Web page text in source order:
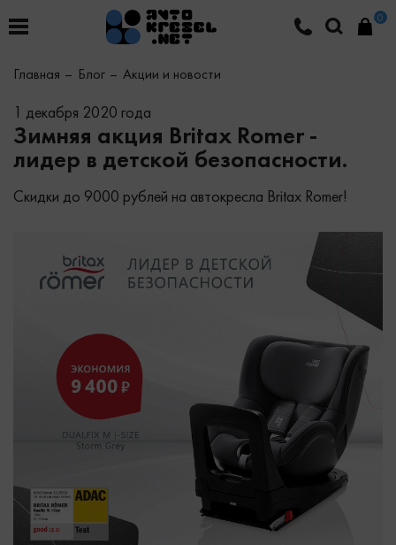
0
Главная Блог Акции и новости
1 декабря 2020 года
Зимняя акция Britax Romer -
лидер в детской безопасности.
Скидки до 9000 рублей на автокресла Britax Romer!